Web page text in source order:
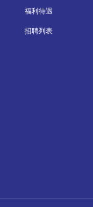
福利待遇
招聘列表